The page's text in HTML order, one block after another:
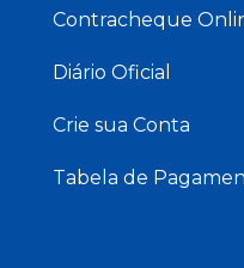
Contracheque
Diário Oficial
Crie sua Conta
Tabela de